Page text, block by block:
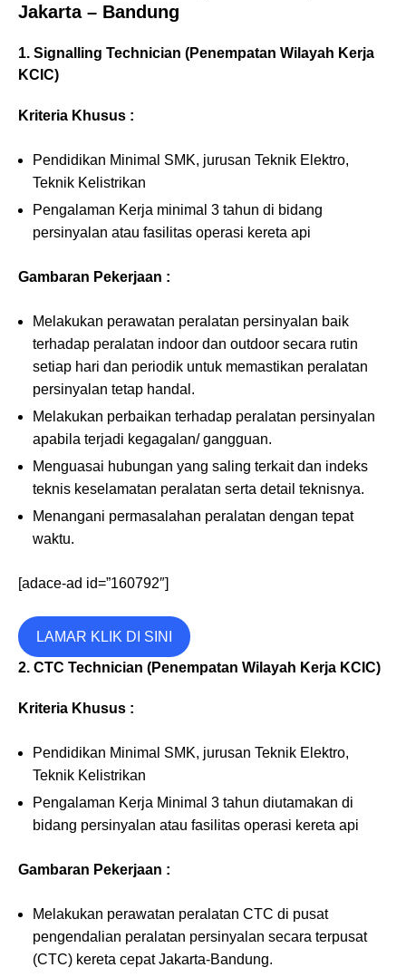
Jakarta – Bandung
1. Signalling Technician (Penempatan Wilayah Kerja
KCIC)
Kriteria Khusus :
Pendidikan Minimal SMK, jurusan Teknik Elektro,
Teknik Kelistrikan
Pengalaman Kerja minimal 3 tahun di bidang
persinyalan atau fasilitas operasi kereta api
Gambaran Pekerjaan :
Melakukan perawatan peralatan persinyalan baik
terhadap peralatan indoor dan outdoor secara rutin
setiap hari dan periodik untuk memastikan peralatan
persinyalan tetap handal.
Melakukan perbaikan terhadap peralatan persinyalan
apabila terjadi kegagalan/ gangguan.
Menguasai hubungan yang saling terkait dan indeks
teknis keselamatan peralatan serta detail teknisnya.
Menangani permasalahan peralatan dengan tepat
waktu.
[adace-ad id=”160792″]
LAMAR KLIK DI SINI
2. CTC Technician (Penempatan Wilayah Kerja KCIC)
Kriteria Khusus :
Pendidikan Minimal SMK, jurusan Teknik Elektro,
Teknik Kelistrikan
Pengalaman Kerja Minimal 3 tahun diutamakan di
bidang persinyalan atau fasilitas operasi kereta api
Gambaran Pekerjaan :
Melakukan perawatan peralatan CTC di pusat
pengendalian peralatan persinyalan secara terpusat
(CTC) kereta cepat Jakarta-Bandung.